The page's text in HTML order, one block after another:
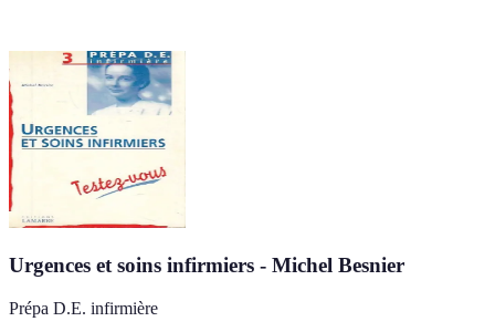
Urgences et soins infirmiers - Michel Besnier
Prépa D.E. infirmière